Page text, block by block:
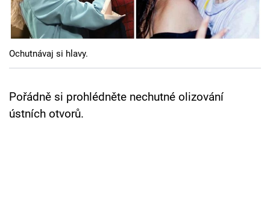
Cool Esport
Pořady
TV Program
Sledujte prima+
Ochutnávaj si hlavy.
Pořádně si prohlédněte nechutné olizování
ústních otvorů.